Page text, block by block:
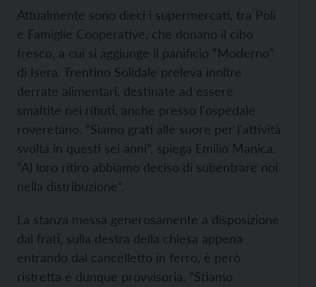
Attualmente sono dieci i supermercati, tra Poli
e Famiglie Cooperative, che donano il cibo
fresco, a cui si aggiunge il panificio “Moderno”
di Isera. Trentino Solidale preleva inoltre
derrate alimentari, destinate ad essere
smaltite nei rifiuti, anche presso l'ospedale
roveretano. “Siamo grati alle suore per l'attività
svolta in questi sei anni”, spiega Emilio Manica.
“Al loro ritiro abbiamo deciso di subentrare noi
nella distribuzione”.
La stanza messa generosamente a disposizione
dai frati, sulla destra della chiesa appena
entrando dal cancelletto in ferro, è però
ristretta e dunque provvisoria. “Stiamo